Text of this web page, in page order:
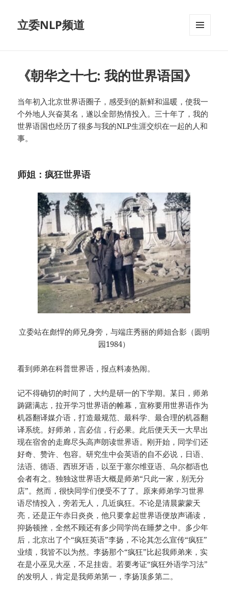
立委NLP频道
《朝华之十七: 我的世界语国》
当年初入北京世界语圈子，感受到的新鲜和温暖，使我一
个外地人兴奋莫名，遂以全部热情投入。三十年了，我的
世界语国也经历了很多与我的NLP生涯交织在一起的人和
事。
师姐：疯狂世界语
立委站在彪悍的师兄身旁，与端庄秀丽的师姐合影（圆明
园1984）
看到师弟在科普世界语，报点料凑热闹。
记不得确切的时间了，大约是研一的下学期。某日，师弟
踌躇满志，拉开学习世界语的帷幕，宣称要用世界语作为
机器翻译媒介语，打造最规范、最科学、最合理的机器翻
译系统。好师弟，言必信，行必果。此后便天天一大早出
现在宿舍的走廊尽头高声朗读世界语。刚开始，同学们还
好奇、赞许、包容。研究生中会英语的自不必说，日语、
法语、德语、西班牙语，以至于塞尔维亚语、乌尔都语也
会者有之。独独这世界语大概是师弟“只此一家，别无分
店”。然而，很快同学们便受不了了。原来师弟学习世界
语尽情投入，旁若无人，几近疯狂。不论是清晨蒙蒙天
亮，还是正午赤日炎炎，他只要拿起世界语便放声诵读，
抑扬顿挫，全然不顾还有多少同学尚在睡梦之中。多少年
后，北京出了个“疯狂英语”李扬，不论其怎么宣传“疯狂”
业绩，我皆不以为然。李扬那个“疯狂”比起我师弟来，实
在是小巫见大巫，不足挂齿。若要考证“疯狂外语学习法”
的发明人，肯定是我师弟第一，李扬顶多第二。